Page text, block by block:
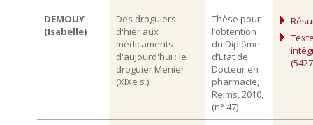
DEMOUY
(Isabelle)
Des droguiers
d'hier aux
médicaments
d'aujourd'hui : le
droguier Menier
(XIXe s.)
Thèse pour
l’obtention
du Diplôme
d’Etat de
Docteur en
pharmacie,
Reims, 2010,
(n° 47)